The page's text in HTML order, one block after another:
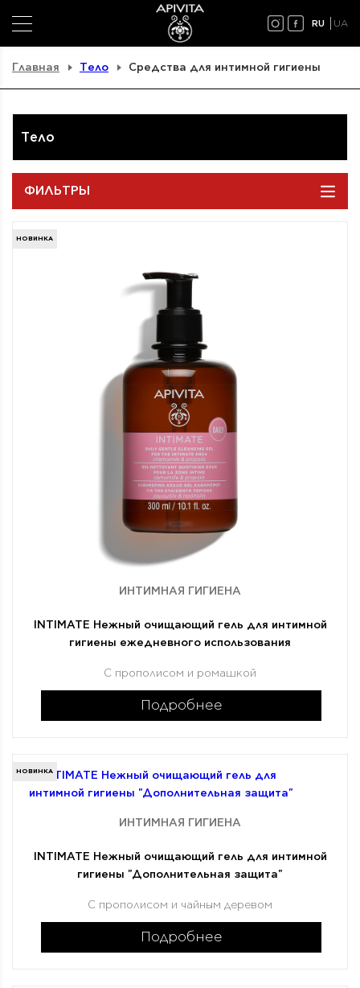
RU UA
Главная Тело Средства для интимной гигиены
Тело
ФИЛЬТРЫ
НОВИНКА
ИНТИМНАЯ ГИГИЕНА
INTIMATE Нежный очищающий гель для интимной
гигиены ежедневного использования
С прополисом и ромашкой
Подробнее
НОВИНКА
ИНТИМНАЯ ГИГИЕНА
INTIMATE Нежный очищающий гель для интимной
гигиены "Дополнительная защита"
С прополисом и чайным деревом
Подробнее